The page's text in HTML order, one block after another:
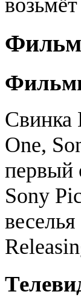
Свинка
One,
первый
Sony